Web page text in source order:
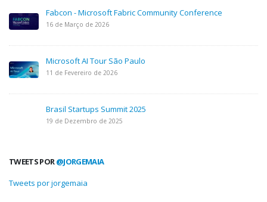
Fabcon - Microsoft Fabric Community Conference
16 de Março de 2026
Microsoft AI Tour São Paulo
11 de Fevereiro de 2026
Brasil Startups Summit 2025
19 de Dezembro de 2025
TWEETS POR@JORGEMAIA
Tweets por jorgemaia